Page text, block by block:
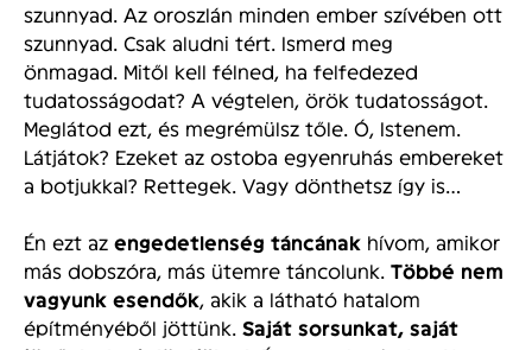
szunnyad. Az oroszlán minden ember szívében ott
szunnyad. Csak aludni tért. Ismerd meg
önmagad. Mitől kell félned, ha felfedezed
tudatosságodat? A végtelen, örök tudatosságot.
Meglátod ezt, és megrémülsz tőle. Ó, Istenem.
Látjátok? Ezeket az ostoba egyenruhás embereket
a botjukkal? Rettegek. Vagy dönthetsz így is…
Én ezt az engedetlenség táncának hívom, amikor
más dobszóra, más ütemre táncolunk. Többé nem
vagyunk esendők , akik a látható hatalom
építményéből jöttünk. Saját sorsunkat, saját